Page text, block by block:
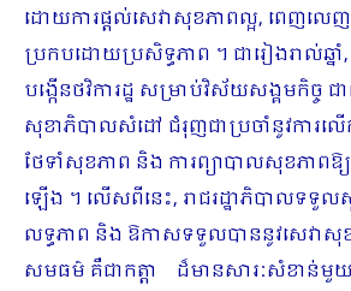
ដោយការផ្តល់សេវាសុខភាពល្អ, ពេញលេ
ប្រកបដោយប្រសិទ្ធភាព ។ ជារៀងរាល់ឆ្នាំ,
បង្កើនថវិការដ្ឋ សម្រាប់វិស័យសង្គមកិច្ច
សុខាភិបាលសំដៅ ជំរុញជាប្រចាំនូវការលើ
ថែទាំសុខភាព និង ការព្យាបាលសុខភាពឱ្
ឡើង ។ លើសពីនេះ, រាជរដ្ឋាភិបាលទទួ
លទ្ធភាព និង ឱកាសទទួលបាននូវសេវា
សមធម៌ គឺជាកត្តា ដ៏មានសារៈសំខាន់មួយ